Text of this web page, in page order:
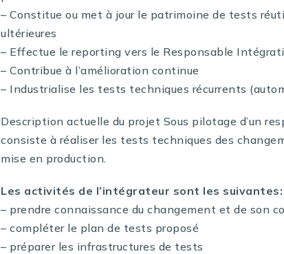
– Constitue ou met à jour le patrimoine de tests
ultérieures
– Effectue le reporting vers le Responsable
– Contribue à l’amélioration continue
– Industrialise les tests techniques récurrents
Description actuelle du projet Sous pilotage d’un
consiste à réaliser les tests techniques des
mise en production.
Les activités de l’intégrateur sont les suivantes:
– prendre connaissance du changement et de son
– compléter le plan de tests proposé
– préparer les infrastructures de tests